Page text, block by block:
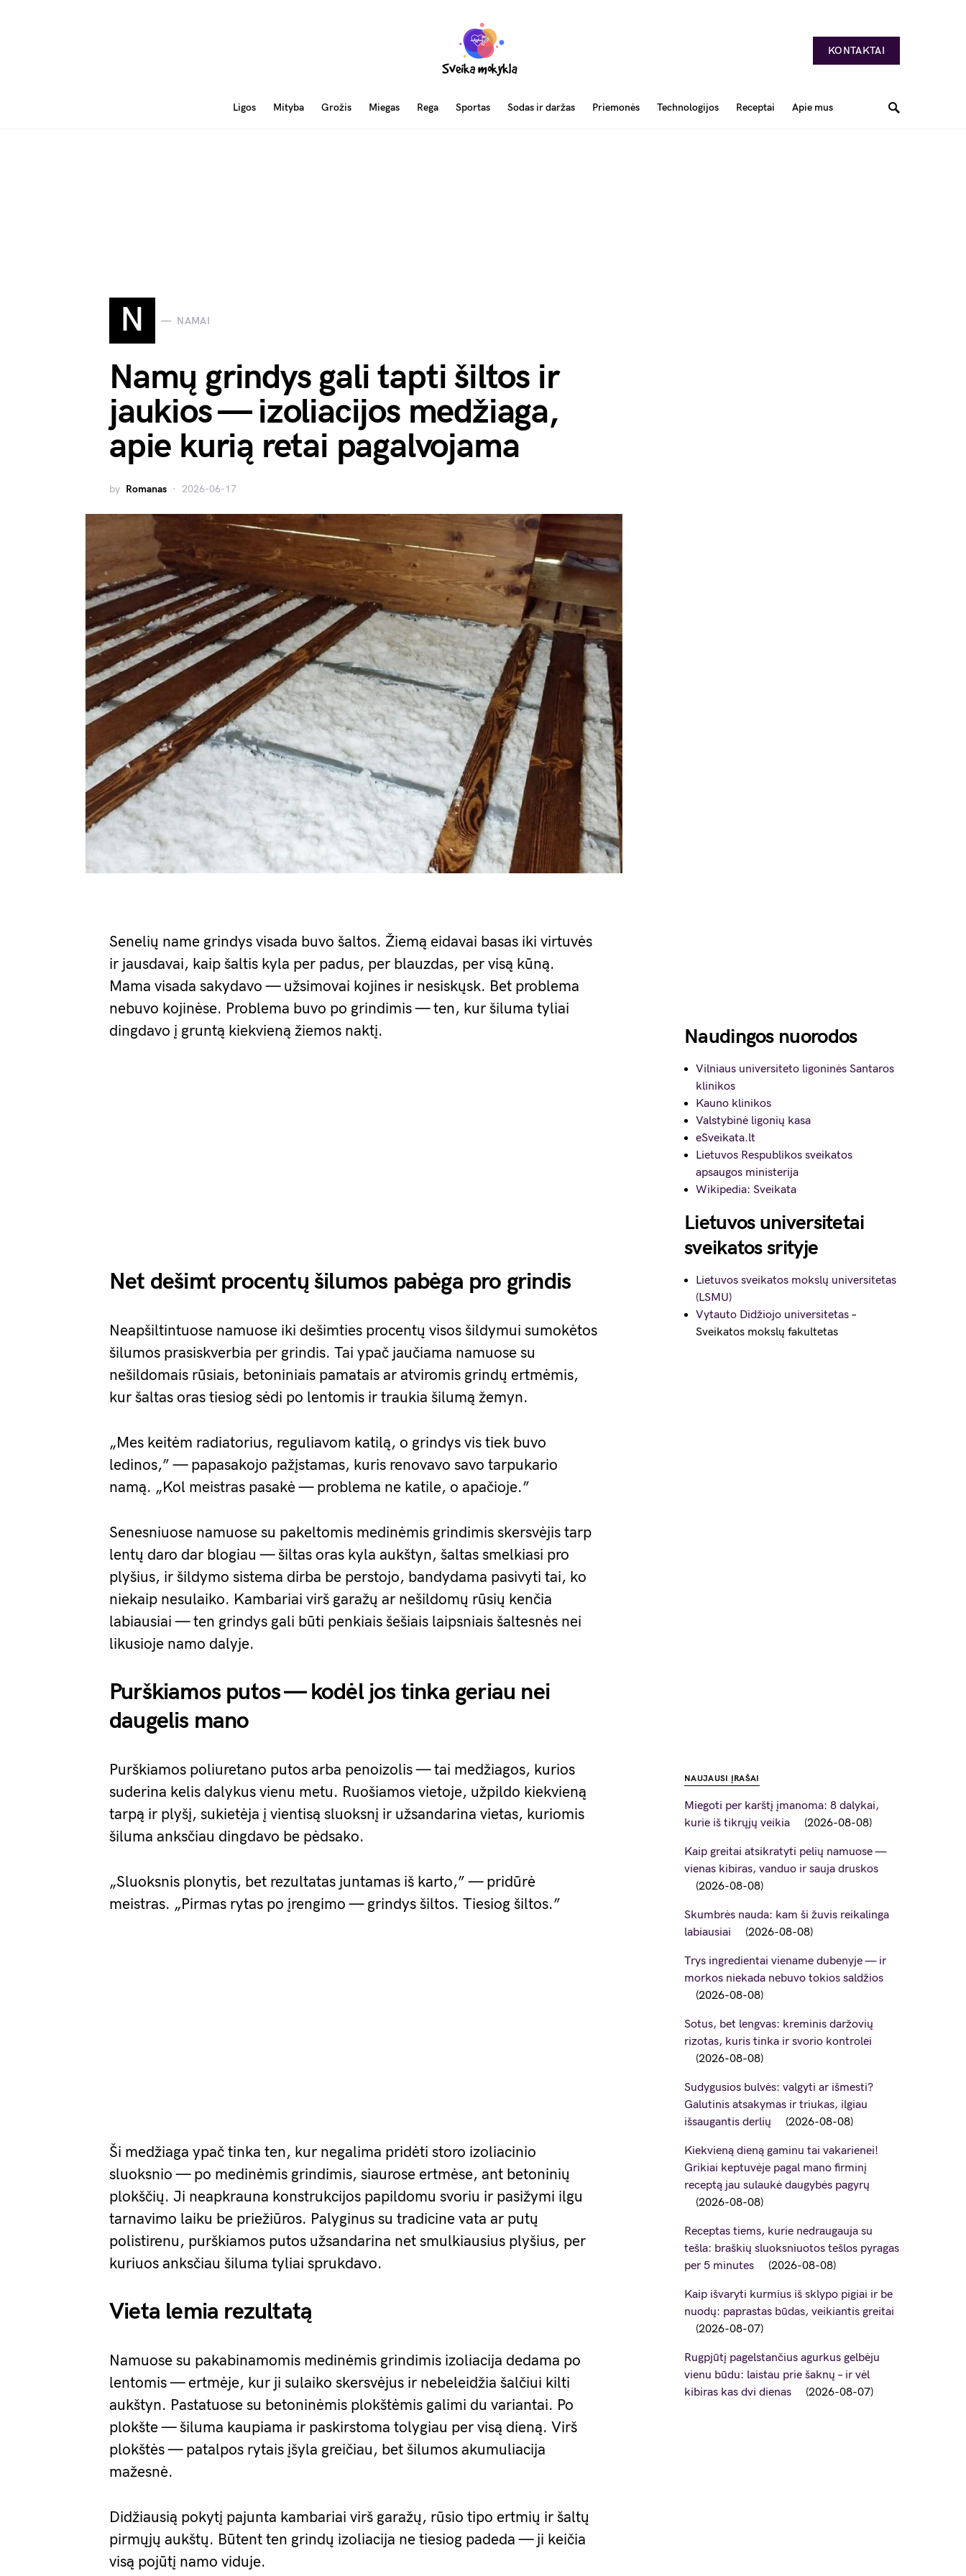
KONTAKTAI
Ligos Mityba Grožis Miegas Rega Sportas Sodas ir daržas Priemonės Technologijos Receptai Apie mus
N NAMAI
Namų grindys gali tapti šiltos ir
jaukios — izoliacijos medžiaga,
apie kurią retai pagalvojama
by Romanas 2026-06-17
Senelių name grindys visada buvo šaltos. Žiemą eidavai basas iki virtuvės
ir jausdavai, kaip šaltis kyla per padus, per blauzdas, per visą kūną.
Mama visada sakydavo — užsimovai kojines ir nesiskųsk. Bet problema
nebuvo kojinėse. Problema buvo po grindimis — ten, kur šiluma tyliai
dingdavo į gruntą kiekvieną žiemos naktį.
Net dešimt procentų šilumos pabėga pro grindis
Neapšiltintuose namuose iki dešimties procentų visos šildymui sumokėtos
šilumos prasiskverbia per grindis. Tai ypač jaučiama namuose su
nešildomais rūsiais, betoniniais pamatais ar atviromis grindų ertmėmis,
kur šaltas oras tiesiog sėdi po lentomis ir traukia šilumą žemyn.
„Mes keitėm radiatorius, reguliavom katilą, o grindys vis tiek buvo
ledinos,” — papasakojo pažįstamas, kuris renovavo savo tarpukario
namą. „Kol meistras pasakė — problema ne katile, o apačioje.”
Senesniuose namuose su pakeltomis medinėmis grindimis skersvėjis tarp
lentų daro dar blogiau — šiltas oras kyla aukštyn, šaltas smelkiasi pro
plyšius, ir šildymo sistema dirba be perstojo, bandydama pasivyti tai, ko
niekaip nesulaiko. Kambariai virš garažų ar nešildomų rūsių kenčia
labiausiai — ten grindys gali būti penkiais šešiais laipsniais šaltesnės nei
likusioje namo dalyje.
Purškiamos putos — kodėl jos tinka geriau nei
daugelis mano
Purškiamos poliuretano putos arba penoizolis — tai medžiagos, kurios
suderina kelis dalykus vienu metu. Ruošiamos vietoje, užpildo kiekvieną
tarpą ir plyšį, sukietėja į vientisą sluoksnį ir užsandarina vietas, kuriomis
šiluma anksčiau dingdavo be pėdsako.
„Sluoksnis plonytis, bet rezultatas juntamas iš karto,” — pridūrė
meistras. „Pirmas rytas po įrengimo — grindys šiltos. Tiesiog šiltos.”
Ši medžiaga ypač tinka ten, kur negalima pridėti storo izoliacinio
sluoksnio — po medinėmis grindimis, siaurose ertmėse, ant betoninių
plokščių. Ji neapkrauna konstrukcijos papildomu svoriu ir pasižymi ilgu
tarnavimo laiku be priežiūros. Palyginus su tradicine vata ar putų
polistirenu, purškiamos putos užsandarina net smulkiausius plyšius, per
kuriuos anksčiau šiluma tyliai sprukdavo.
Vieta lemia rezultatą
Namuose su pakabinamomis medinėmis grindimis izoliacija dedama po
lentomis — ertmėje, kur ji sulaiko skersvėjus ir nebeleidžia šalčiui kilti
aukštyn. Pastatuose su betoninėmis plokštėmis galimi du variantai. Po
plokšte — šiluma kaupiama ir paskirstoma tolygiau per visą dieną. Virš
plokštės — patalpos rytais įšyla greičiau, bet šilumos akumuliacija
mažesnė.
Didžiausią pokytį pajunta kambariai virš garažų, rūsio tipo ertmių ir šaltų
pirmųjų aukštų. Būtent ten grindų izoliacija ne tiesiog padeda — ji keičia
visą pojūtį namo viduje.
Naudingos nuorodos
Vilniaus universiteto ligoninės Santaros
klinikos
Kauno klinikos
Valstybinė ligonių kasa
eSveikata.lt
Lietuvos Respublikos sveikatos
apsaugos ministerija
Wikipedia: Sveikata
Lietuvos universitetai
sveikatos srityje
Lietuvos sveikatos mokslų universitetas
(LSMU)
Vytauto Didžiojo universitetas –
Sveikatos mokslų fakultetas
NAUJAUSI ĮRAŠAI
Miegoti per karštį įmanoma: 8 dalykai,
kurie iš tikrųjų veikia
2026-08-08
Kaip greitai atsikratyti pelių namuose —
vienas kibiras, vanduo ir sauja druskos
2026-08-08
Skumbrės nauda: kam ši žuvis reikalinga
labiausiai
2026-08-08
Trys ingredientai viename dubenyje — ir
morkos niekada nebuvo tokios saldžios
2026-08-08
Sotus, bet lengvas: kreminis daržovių
rizotas, kuris tinka ir svorio kontrolei
2026-08-08
Sudygusios bulvės: valgyti ar išmesti?
Galutinis atsakymas ir triukas, ilgiau
išsaugantis derlių
2026-08-08
Kiekvieną dieną gaminu tai vakarienei!
Grikiai keptuvėje pagal mano firminį
receptą jau sulaukė daugybės pagyrų
2026-08-08
Receptas tiems, kurie nedraugauja su
tešla: braškių sluoksniuotos tešlos pyragas
per 5 minutes
2026-08-08
Kaip išvaryti kurmius iš sklypo pigiai ir be
nuodų: paprastas būdas, veikiantis greitai
2026-08-07
Rugpjūtį pagelstančius agurkus gelbėju
vienu būdu: laistau prie šaknų – ir vėl
kibiras kas dvi dienas
2026-08-07